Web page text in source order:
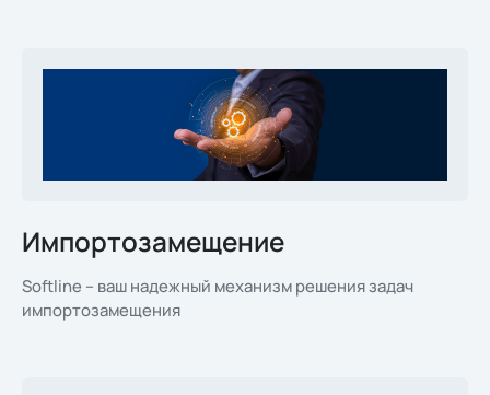
Импортозамещение
Softline – ваш надежный механизм решения задач
импортозамещения